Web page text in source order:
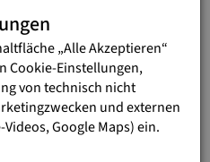
helfen Ihnen
| Tel. 01
„Alle Akzeptieren“
Cookie-Einstellungen,
von technisch nicht
und externen
Google Maps) ein.